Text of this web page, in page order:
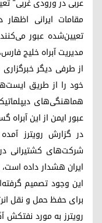
مقامات ایرانی
تعیین‌شده عبور
مدیریت آبراه خلیج
از طرفی دیگر خبرگزاری
خود را از طریق
هماهنگی‌های
عبور ایمن از این
در گزارش رویترز
شرکت‌های کشتیرانی
ایران هشدار داده است،
این وجود تصمیم
برای حفظ حمل و نقل